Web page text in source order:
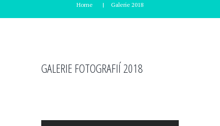
Home Galerie 2018
GALERIE FOTOGRAFIÍ 2018